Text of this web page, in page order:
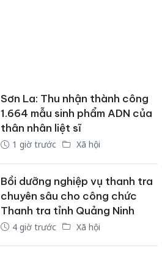
Sơn La: Thu nhận thành công
1.664 mẫu sinh phẩm ADN của
thân nhân liệt sĩ
1 giờ trước Xã hội
Bồi dưỡng nghiệp vụ thanh tra
chuyên sâu cho công chức
Thanh tra tỉnh Quảng Ninh
4 giờ trước Xã hội